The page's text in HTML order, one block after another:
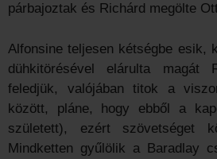
párbajoztak és Richárd megölte
Alfonsine teljesen kétségbe esik,
dühkitörésével elárulta magát
feledjük, valójában titok a
között, pláne, hogy ebből a
született), ezért szövetséget
Mindketten gyűlölik a Baradlay